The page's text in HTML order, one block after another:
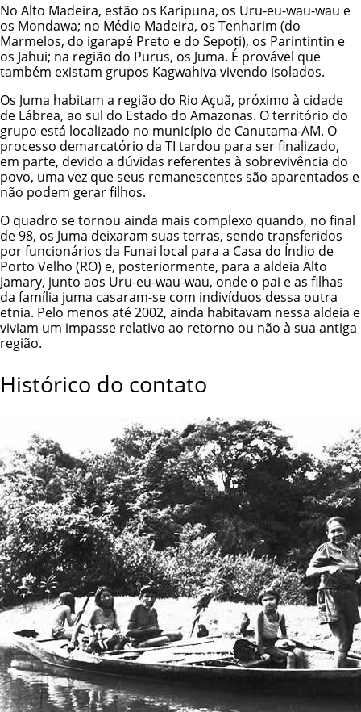
No Alto Madeira, estão os Karipuna, os Uru-eu-wau-wau e
os Mondawa; no Médio Madeira, os Tenharim (do
Marmelos, do igarapé Preto e do Sepoti), os Parintintin e
os Jahui; na região do Purus, os Juma. É provável que
também existam grupos Kagwahiva vivendo isolados.
Os Juma habitam a região do Rio Açuã, próximo à cidade
de Lábrea, ao sul do Estado do Amazonas. O território do
grupo está localizado no município de Canutama-AM. O
processo demarcatório da TI tardou para ser finalizado,
em parte, devido a dúvidas referentes à sobrevivência do
povo, uma vez que seus remanescentes são aparentados e
não podem gerar filhos.
O quadro se tornou ainda mais complexo quando, no final
de 98, os Juma deixaram suas terras, sendo transferidos
por funcionários da Funai local para a Casa do Índio de
Porto Velho (RO) e, posteriormente, para a aldeia Alto
Jamary, junto aos Uru-eu-wau-wau, onde o pai e as filhas
da família juma casaram-se com indivíduos dessa outra
etnia. Pelo menos até 2002, ainda habitavam nessa aldeia e
viviam um impasse relativo ao retorno ou não à sua antiga
região.
Histórico do contato